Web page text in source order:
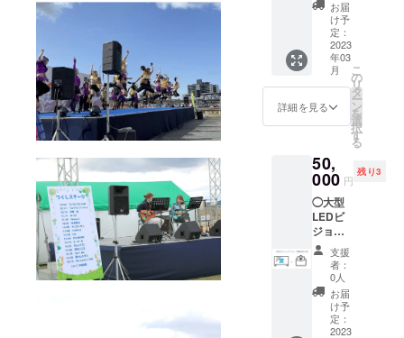
◯カコ
フェス
公式ロ
ゴタオ
ル サイ
0mm 素
材、：
綿100%
ラー・
デザイ
ン：白
地に青
文字 or
青地に
白文字
のどち
らかに
なる予
定で
す。 ※
致しま
す。）
※公序良
俗に反
さない
お名前
い致し
ます ※
は備考
欄へ
【不
要】と
ご記入
くださ
い
はござ
いませ
ん。 カ
コフェ
スロゴT
シャツ
も着
て、ぜ
さい！
◯リス
トバン
ド ※デ
ザイン
やカ
ラーは
まだ決
まって
いませ
んがご
理解頂
着でメ
インス
テージ
の最前
列ブ
ロック
に入場
できま
でカコ
フェス
みたい
という
方オス
スメで
す！ ※
メイン
ステー
ジ以外
には優
を込め
Thank
youメッ
セージ
フェス
終了後
にス
真撮影
ができ
る権利
です
（グ
ループ
可、10
名様ま
で） 撮
影時間
は1組約
3分とさ
せて頂
お届
け予
定：
2023
年03
月
詳細を見る
こ
の
リ
タ
ー
ン
を
選
択
す
る
50,
000 円
残り3
◯大型
LEDビ
ジョン
でメッ
セージ
動画を
流せる
権利＋
心を込
めた
支援
者：
0人
お届
け予
定：
2023